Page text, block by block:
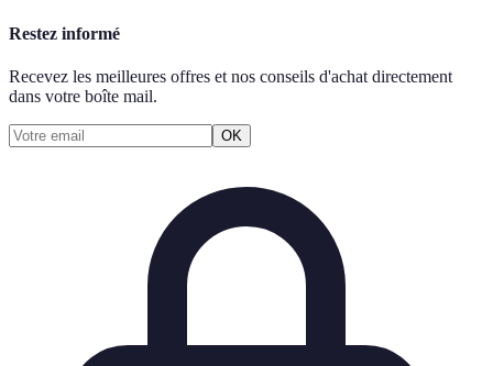
Restez informé
Recevez les meilleures offres et nos conseils d'achat directement
dans votre boîte mail.
OK